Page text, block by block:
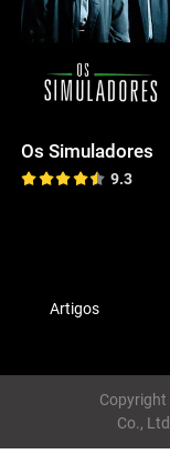
Os Simuladores
9.3
Artigos
Co.,